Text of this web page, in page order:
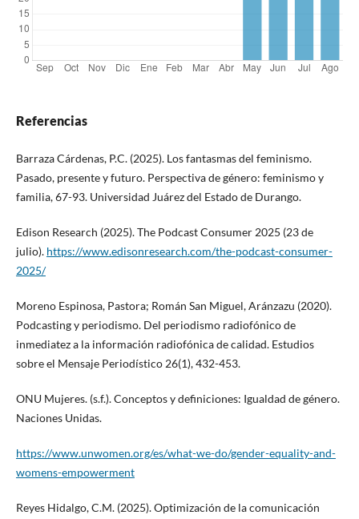
Referencias
Barraza Cárdenas, P.C. (2025). Los fantasmas del feminismo.
Pasado, presente y futuro. Perspectiva de género: feminismo y
familia, 67-93. Universidad Juárez del Estado de Durango.
Edison Research (2025). The Podcast Consumer 2025 (23 de
julio). https://www.edisonresearch.com/the-podcast-consumer-
2025/
Moreno Espinosa, Pastora; Román San Miguel, Aránzazu (2020).
Podcasting y periodismo. Del periodismo radiofónico de
inmediatez a la información radiofónica de calidad. Estudios
sobre el Mensaje Periodístico 26(1), 432-453.
ONU Mujeres. (s.f.). Conceptos y definiciones: Igualdad de género.
Naciones Unidas.
https://www.unwomen.org/es/what-we-do/gender-equality-and-
womens-empowerment
Reyes Hidalgo, C.M. (2025). Optimización de la comunicación